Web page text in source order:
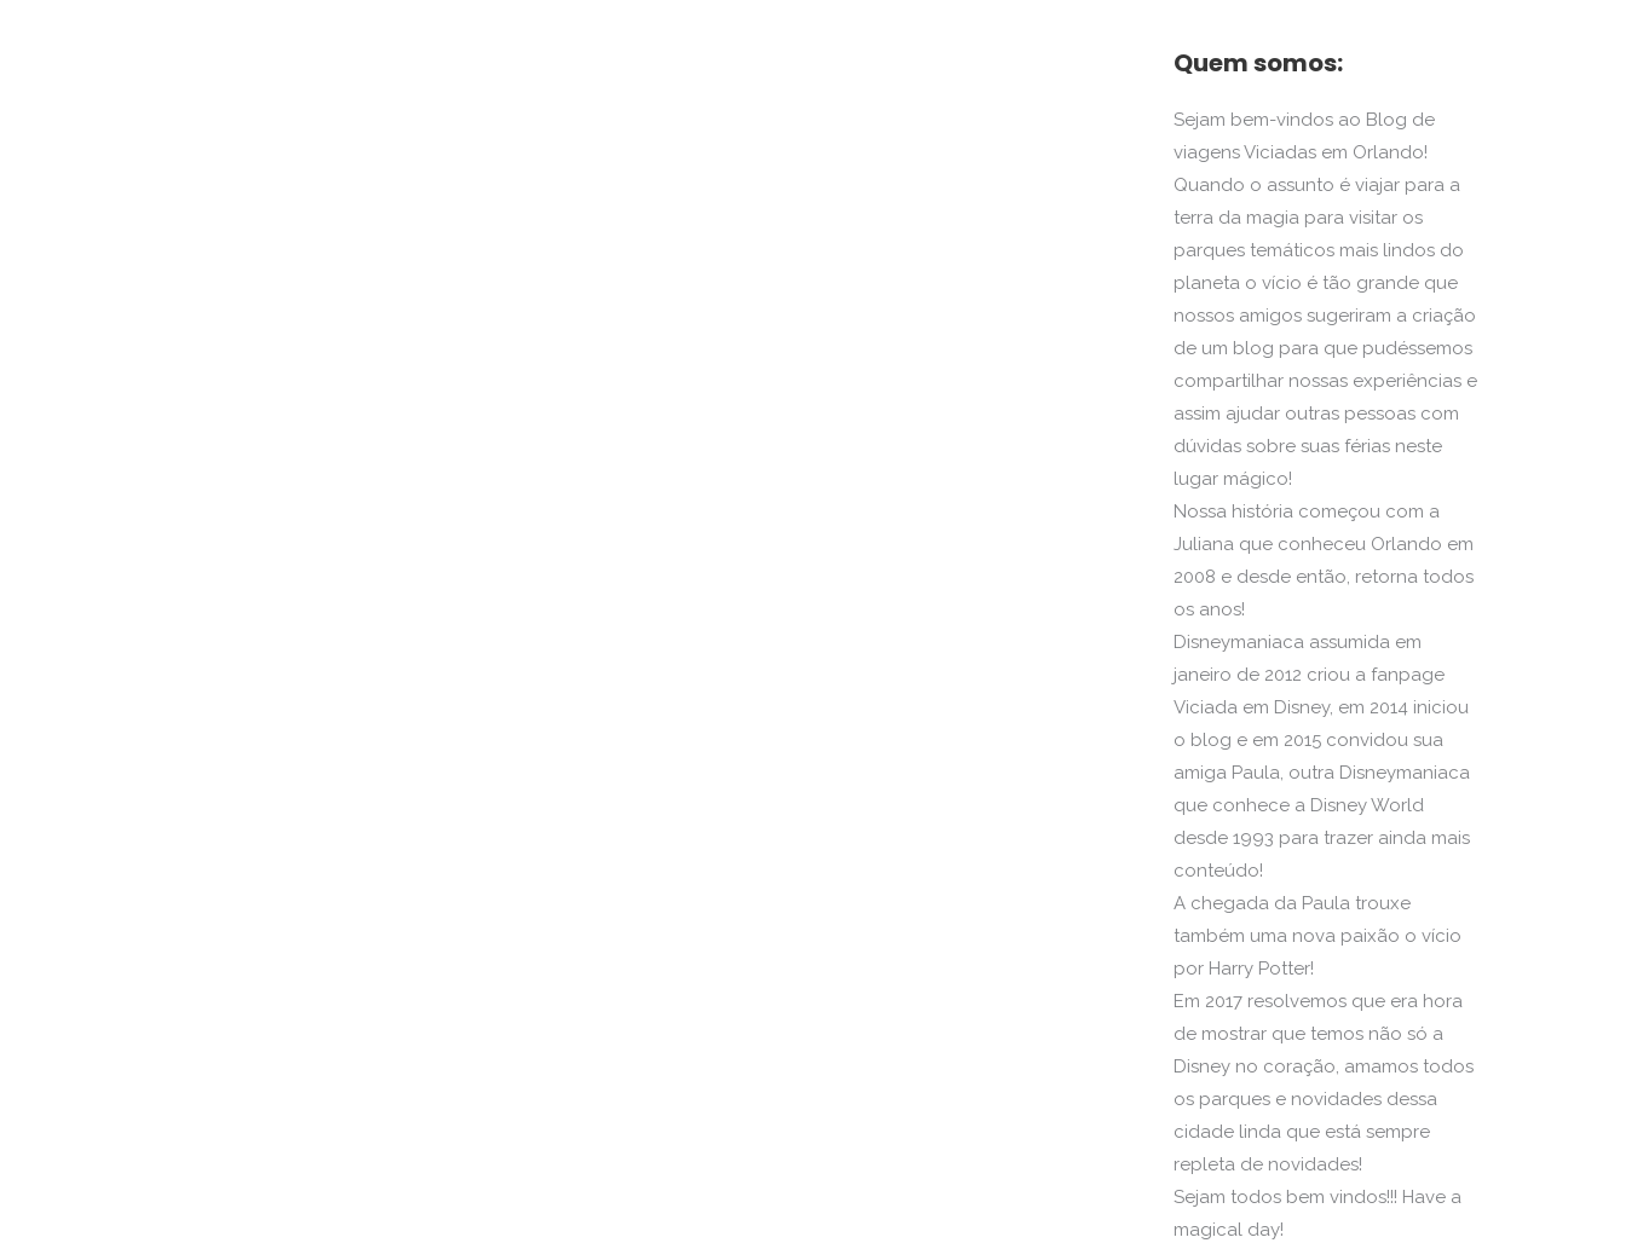
Quem somos:
Sejam bem-vindos ao Blog de
viagens Viciadas em Orlando!
Quando o assunto é viajar para a
terra da magia para visitar os
parques temáticos mais lindos do
planeta o vício é tão grande que
nossos amigos sugeriram a criação
de um blog para que pudéssemos
compartilhar nossas experiências e
assim ajudar outras pessoas com
dúvidas sobre suas férias neste
lugar mágico!
Nossa história começou com a
Juliana que conheceu Orlando em
2008 e desde então, retorna todos
os anos!
Disneymaniaca assumida em
janeiro de 2012 criou a fanpage
Viciada em Disney, em 2014 iniciou
o blog e em 2015 convidou sua
amiga Paula, outra Disneymaniaca
que conhece a Disney World
desde 1993 para trazer ainda mais
conteúdo!
A chegada da Paula trouxe
também uma nova paixão o vício
por Harry Potter!
Em 2017 resolvemos que era hora
de mostrar que temos não só a
Disney no coração, amamos todos
os parques e novidades dessa
cidade linda que está sempre
repleta de novidades!
Sejam todos bem vindos!!! Have a
magical day!